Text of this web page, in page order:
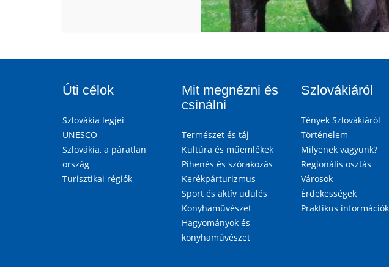
Úti célok
Szlovákia legjei
UNESCO
Szlovákia, a páratlan
ország
Turisztikai régiók
Mit megnézni és
csinálni
Természet és táj
Kultúra és műemlékek
Pihenés és szórakozás
Kerékpárturizmus
Sport és aktív üdülés
Konyhaművészet
Hagyományok és
konyhaművészet
Szlovákiáról
Tények Szlovákiáról
Történelem
Milyenek vagyunk?
Regionális osztás
Városok
Érdekességek
Praktikus információk